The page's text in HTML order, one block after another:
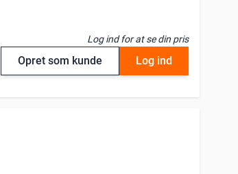
Log ind for at se din pris
Opret som kunde Log ind